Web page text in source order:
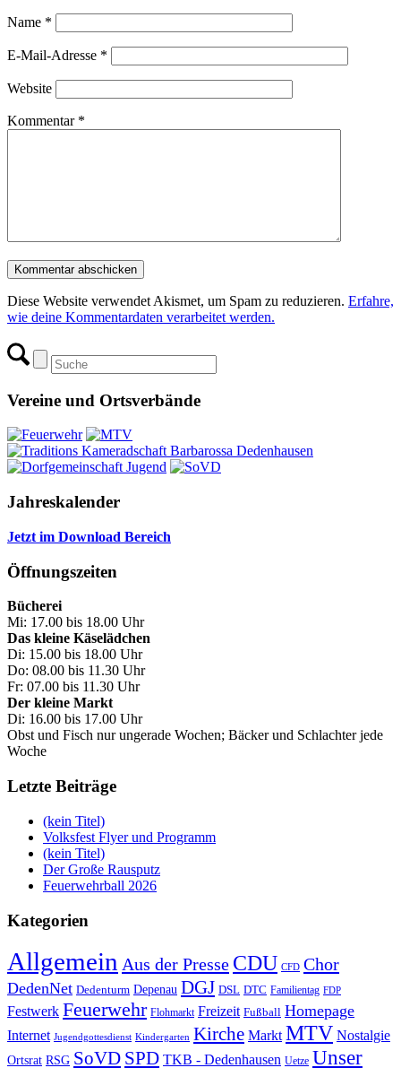
Name *
E-Mail-Adresse *
Website
Kommentar *
Diese Website verwendet Akismet, um Spam zu reduzieren. Erfahre,
wie deine Kommentardaten verarbeitet werden.
Vereine und Ortsverbände
Jahreskalender
Jetzt im Download Bereich
Öffnungszeiten
Bücherei
Mi: 17.00 bis 18.00 Uhr
Das kleine Käselädchen
Di: 15.00 bis 18.00 Uhr
Do: 08.00 bis 11.30 Uhr
Fr: 07.00 bis 11.30 Uhr
Der kleine Markt
Di: 16.00 bis 17.00 Uhr
Obst und Fisch nur ungerade Wochen; Bäcker und Schlachter jede
Woche
Letzte Beiträge
(kein Titel)
Volksfest Flyer und Programm
(kein Titel)
Der Große Rausputz
Feuerwehrball 2026
Kategorien
Allgemein Aus der Presse CDU CFD Chor
DedenNet Dedenturm Depenau DGJ DSL DTC Familientag FDP
Festwerk Feuerwehr Flohmarkt Freizeit Fußball Homepage
Internet Jugendgottesdienst Kindergarten Kirche Markt MTV Nostalgie
Ortsrat RSG SoVD SPD TKB - Dedenhausen Uetze Unser